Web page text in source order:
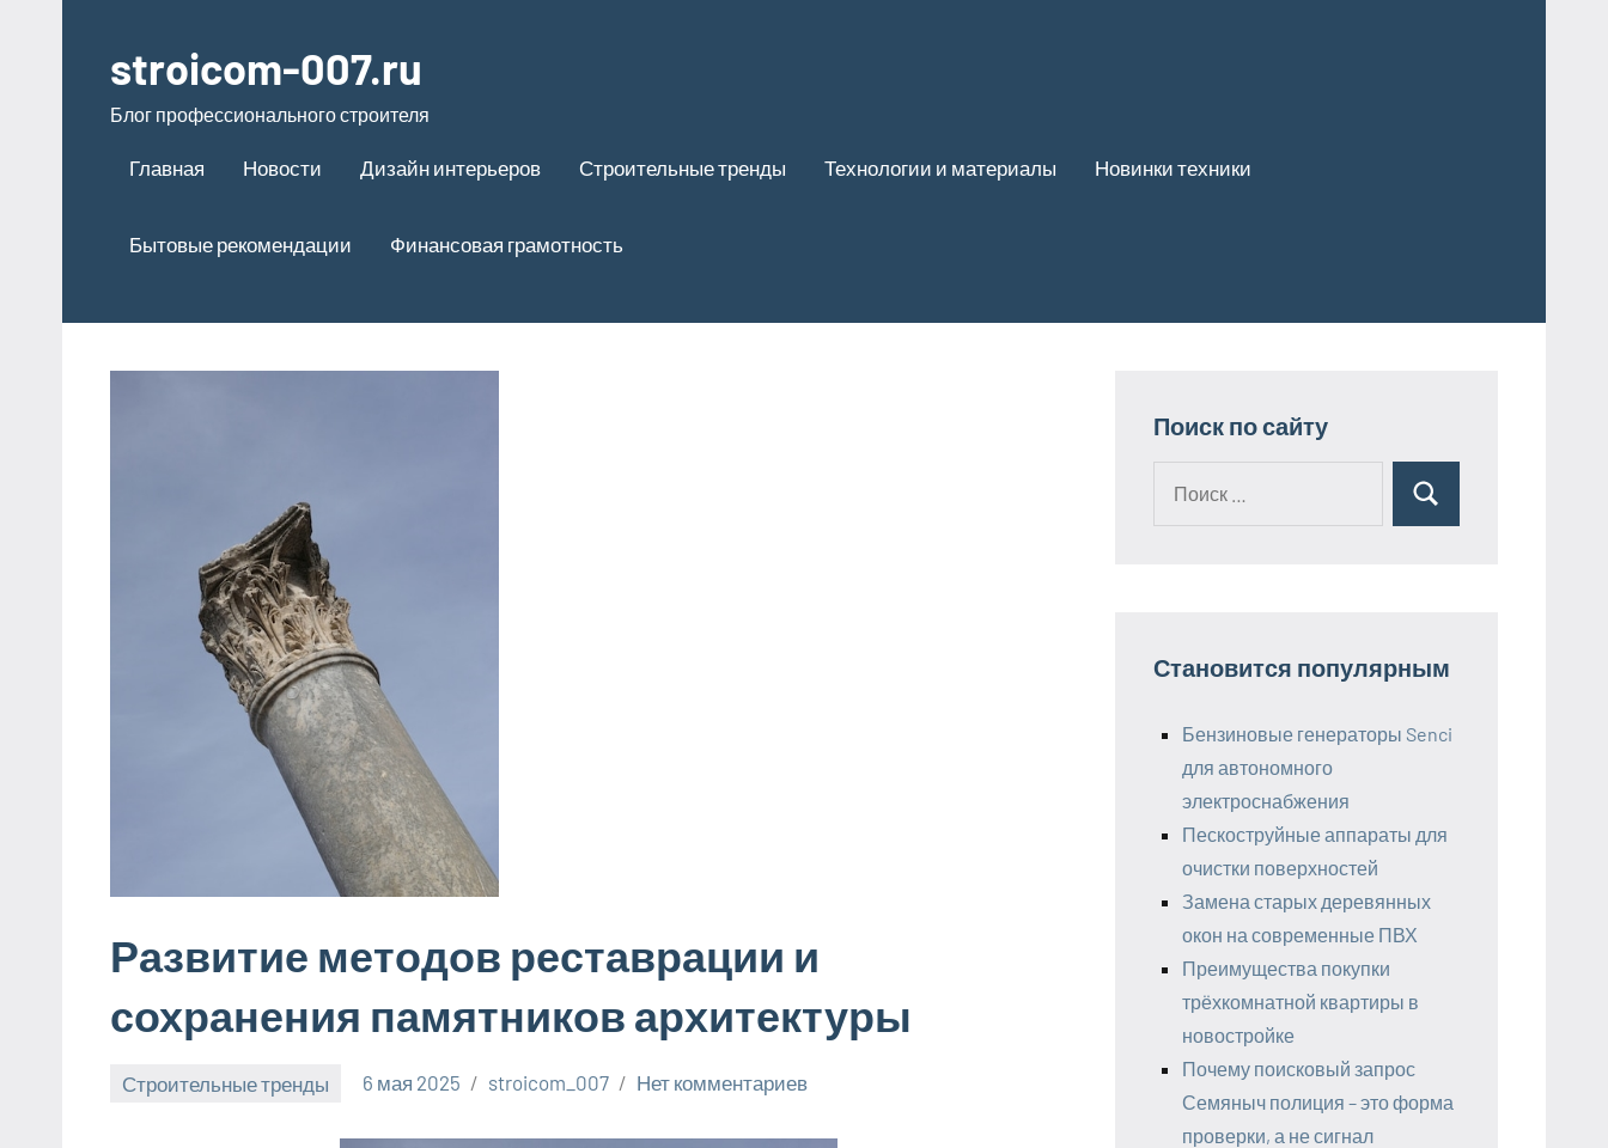
содержимому
stroicom-007.ru
Блог профессионального строителя
Главная Новости Дизайн интерьеров Строительные тренды Технологии и материалы Новинки техники
Бытовые рекомендации Финансовая грамотность
Развитие методов реставрации и
сохранения памятников архитектуры
Строительные тренды 6 мая 2025 stroicom_007 Нет комментариев
Поиск по сайту
Поиск
Становится популярным
Бензиновые генераторы Senci
для автономного
электроснабжения
Пескоструйные аппараты для
очистки поверхностей
Замена старых деревянных
окон на современные ПВХ
Преимущества покупки
трёхкомнатной квартиры в
новостройке
Почему поисковый запрос
Семяныч полиция – это форма
проверки, а не сигнал